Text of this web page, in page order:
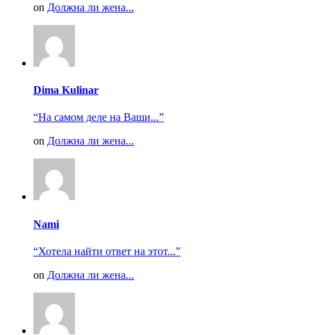
on Должна ли жена...
Dima Kulinar
“На самом деле на Ваши...”
on Должна ли жена...
Nami
“Хотела найти ответ на этот...”
on Должна ли жена...